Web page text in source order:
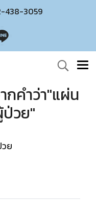
438-3059
กคำว่า"แผ่น
วย"
ย